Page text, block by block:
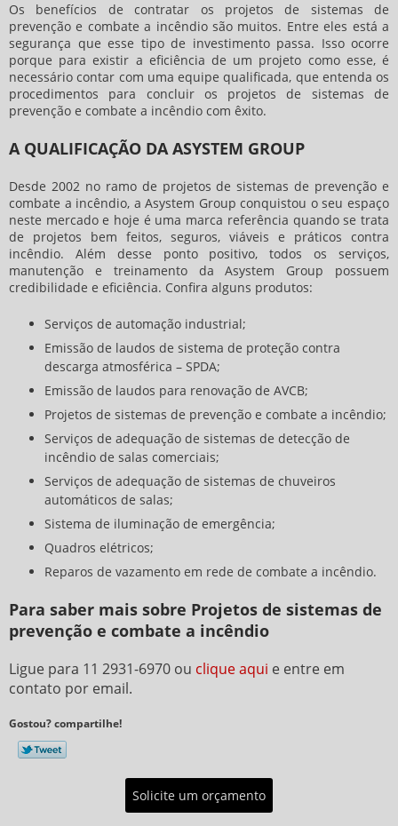
Os benefícios de contratar os projetos de sistemas de
prevenção e combate a incêndiosão muitos. Entre eles está a
segurança que esse tipo de investimento passa. Isso ocorre
porque para existir a eficiência de um projeto como esse, é
necessário contar com uma equipe qualificada, que entenda os
procedimentos para concluir os projetos de sistemas de
prevenção e combate a incêndio com êxito.
A QUALIFICAÇÃO DA ASYSTEM GROUP
Desde 2002 no ramo de projetos de sistemas de prevenção e
combate a incêndio, a Asystem Group conquistou o seu espaço
neste mercado e hoje é uma marca referência quando se trata
de projetos bem feitos, seguros, viáveis e práticos contra
incêndio. Além desse ponto positivo, todos os serviços,
manutenção e treinamento da Asystem Group possuem
credibilidade e eficiência. Confira alguns produtos:
Serviços de automação industrial;
Emissão de laudos de sistema de proteção contra
descarga atmosférica – SPDA;
Emissão de laudos para renovação de AVCB;
Projetos de sistemas de prevenção e combate a incêndio;
Serviços de adequação de sistemas de detecção de
incêndio de salas comerciais;
Serviços de adequação de sistemas de chuveiros
automáticos de salas;
Sistema de iluminação de emergência;
Quadros elétricos;
Reparos de vazamento em rede de combate a incêndio.
Para saber mais sobre Projetos de sistemas de
prevenção e combate a incêndio
Ligue para 11 2931-6970 ou clique aqui e entre em
contato por email.
Gostou? compartilhe!
Solicite um orçamento